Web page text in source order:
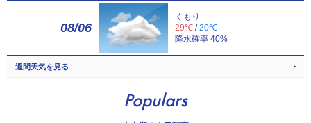
08/06
くもり
29℃ /20℃
降水確率 40%
週間天気を見る
Populars